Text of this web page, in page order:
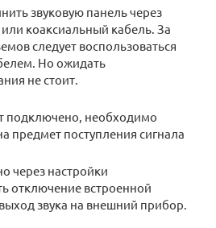
звуковую панель через
коаксиальный кабель. За
следует воспользоваться
Но ожидать
не стоит.
подключено, необходимо
предмет поступления сигнала
через настройки
отключение встроенной
звука на внешний прибор.